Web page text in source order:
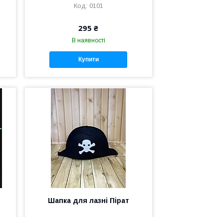
0101
295 ₴
В наявності
Купити
Шапка для лазні Пірат